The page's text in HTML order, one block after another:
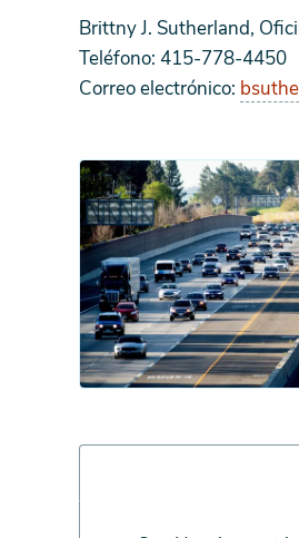
Brittny J. Sutherland,
Teléfono: 415-778-4450
Correo electrónico: